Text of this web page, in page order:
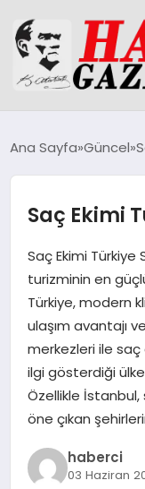
DÜNYA
EĞITIM
EKONOMI
MAGAZIN
SAĞLIK
SIYASET
SPOR
Ana Sayfa Güncel
Saç Ekimi
Saç Ekimi Türkiye
turizminin en
Türkiye, modern
ulaşım avantajı
merkezleri ile
ilgi gösterdiği
Özellikle İstanbul,
öne çıkan
haberci
03 Haziran